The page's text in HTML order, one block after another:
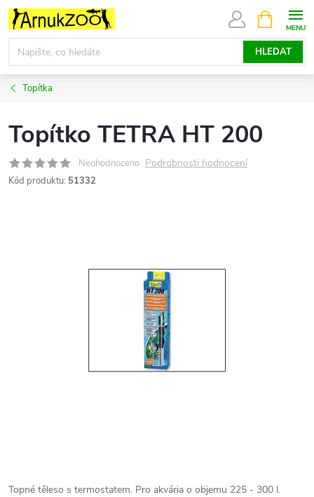
Přejít
obsah
HLEDAT
NÁKUPNÍ
KOŠÍK
Topítka
Topítko TETRA HT 200
Neohodnoceno Podrobnosti hodnocení
Kód produktu: 51332
Topné těleso s termostatem. Pro akvária o objemu 225 - 300 l.